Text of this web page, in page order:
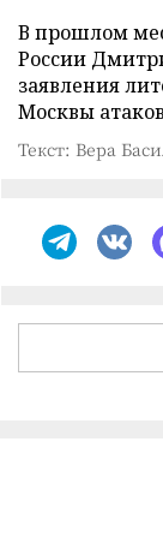
В прошлом
России
заявления
Москвы
Текст: Вера